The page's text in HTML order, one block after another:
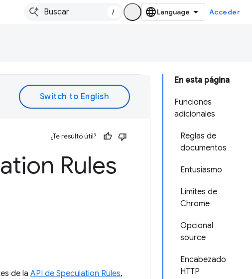
/ Acceder
En esta página
Funciones
adicionales
Reglas de
documentos
Entusiasmo
Límites de
Chrome
Opcional
source
Encabezado
HTTP
¿Te resultó útil?
Rules
de la API de Speculation Rules,